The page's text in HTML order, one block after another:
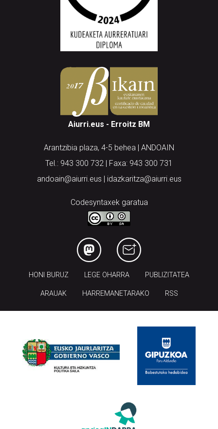
Aiurri.eus - Erroitz BM
Arantzibia plaza, 4-5 behea | ANDOAIN
Tel.: 943 300 732 | Faxa: 943 300 731
andoain@aiurri.eus | idazkaritza@aiurri.eus
Codesyntaxek garatua
HONI BURUZ LEGE OHARRA PUBLIZITATEA
ARAUAK HARREMANETARAKO RSS